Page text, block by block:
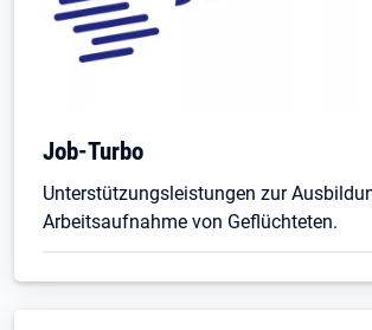
Job-Turbo
Unterstützungsleistungen zur
Arbeitsaufnahme von Geflüchteten.